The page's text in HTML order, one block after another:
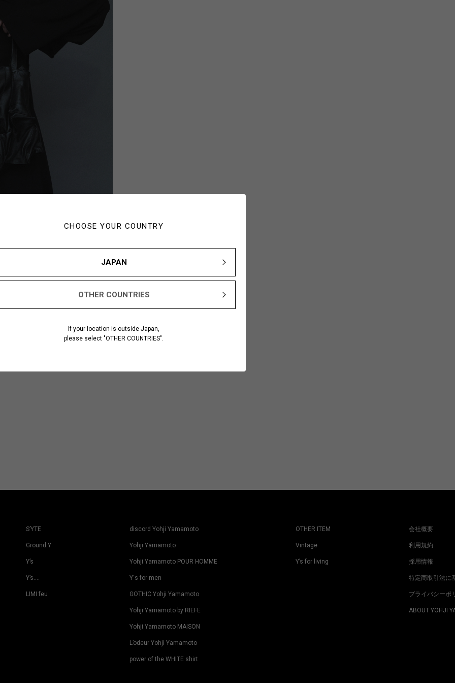
CHOOSE YOUR COUNTRY
JAPAN
OTHER COUNTRIES
If your location is outside Japan,
please select "OTHER COUNTRIES".
S’YTE
Ground Y
Y’s
Y’s….
LIMI feu
discord Yohji Yamamoto
Yohji Yamamoto
Yohji Yamamoto POUR HOMME
Y's for men
GOTHIC Yohji Yamamoto
Yohji Yamamoto by RIEFE
Yohji Yamamoto MAISON
L’odeur Yohji Yamamoto
power of the WHITE shirt
OTHER ITEM
Vintage
Y’s for living
会社概要
利用規約
採用情報
特定商取引法に
プライバシーポ
ABOUT YOHJI